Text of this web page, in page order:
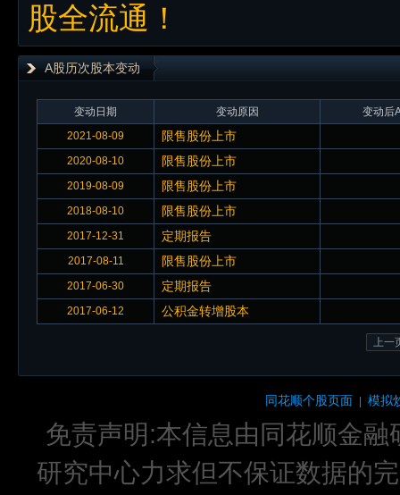
股全流通！
A股历次股本变动
变动日期 变动原因
变动后
2021-08-09
限售股份上市
2020-08-10 限售股份上市
2019-08-09 限售股份上市
2018-08-10 限售股份上市
2017-12-31 定期报告
2017-08-11 限售股份上市
2017-06-30 定期报告
2017-06-12 公积金转增股本
上一
同花顺个股页面 模拟
免责声明:本信息由同花顺金
研究中心力求但不保证数据的